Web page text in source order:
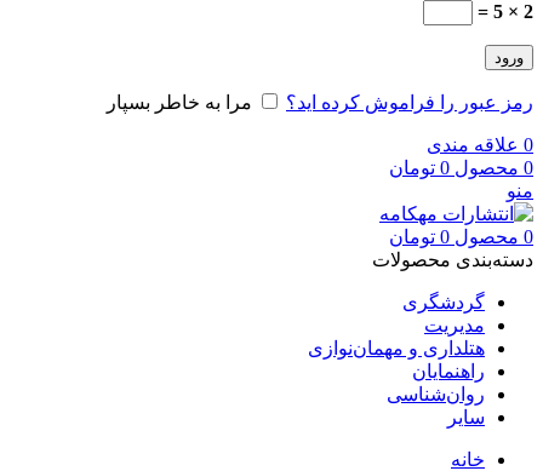
2 × 5 =
ورود
رمز عبور را فراموش کرده اید؟ مرا به خاطر بسپار
0 علاقه مندی
0 محصول 0 تومان
منو
0 محصول 0 تومان
دسته‌بندی محصولات
گردشگری
مدیریت
هتلداری و مهمان‌نوازی
راهنمایان
روان‌شناسی
سایر
خانه